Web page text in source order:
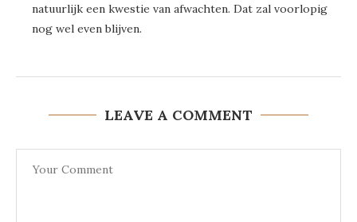
natuurlijk een kwestie van afwachten. Dat zal voorlopig
nog wel even blijven.
LEAVE A COMMENT